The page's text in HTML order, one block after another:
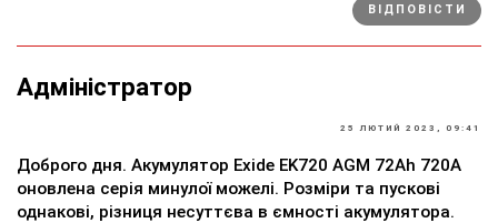
ВІДПОВІСТИ
Адміністратор
25 ЛЮТИЙ 2023, 09:41
Доброго дня. Акумулятор Exide EK720 AGM 72Ah 720A
оновлена серія минулої можелі. Розміри та пускові
однакові, різниця несуттєва в ємності акумулятора.